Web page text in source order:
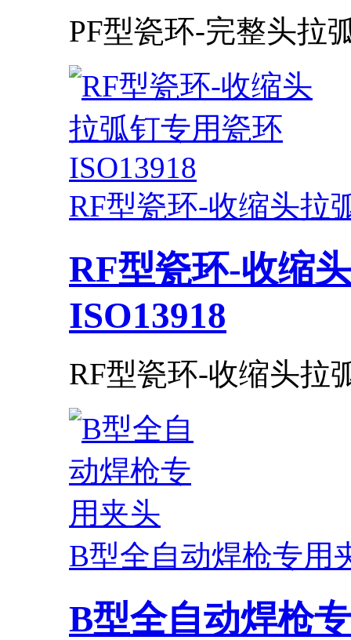
PF型瓷环-完整头拉
RF型瓷环-收缩头拉
RF型瓷环-收缩
ISO13918​
RF型瓷环-收缩头拉
B型全自动焊枪专用
B型全自动焊枪